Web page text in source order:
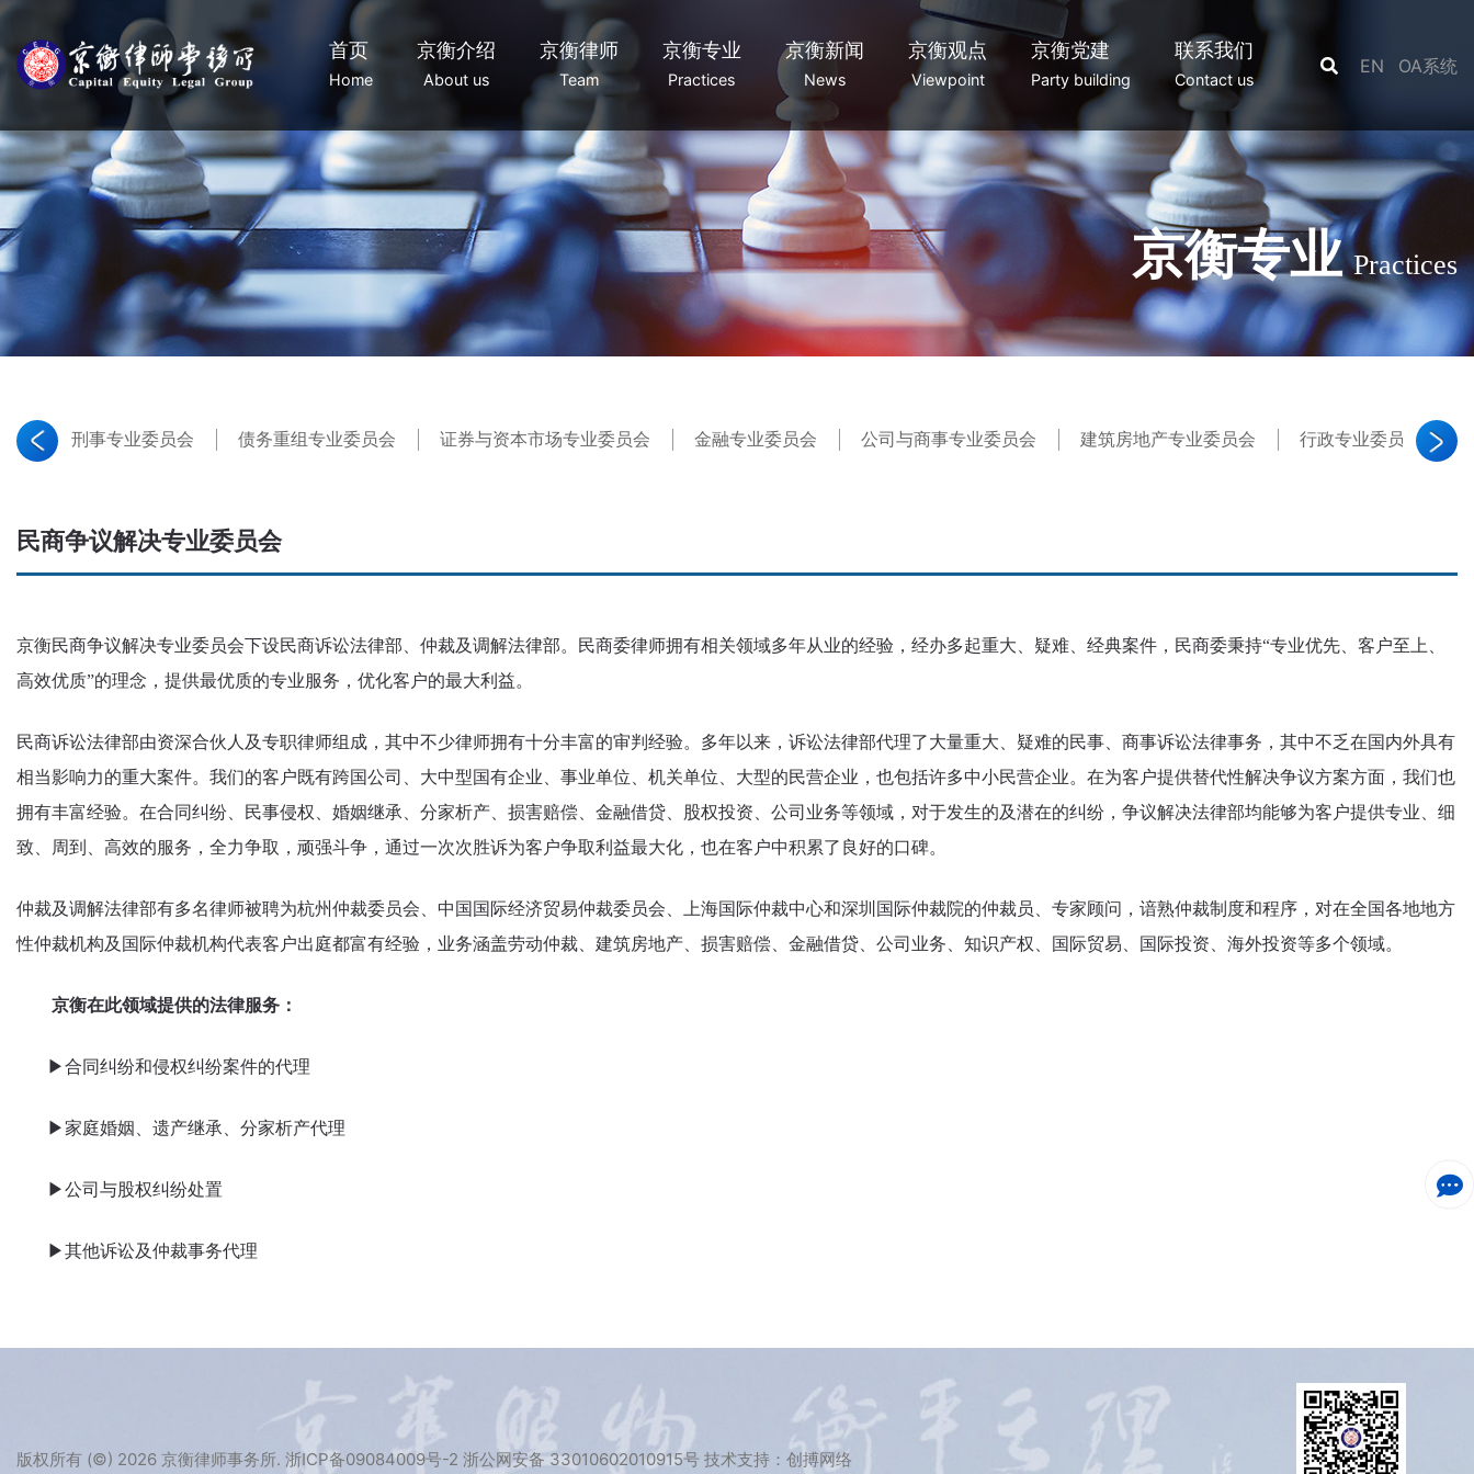
首页
Home
京衡介绍
About us
京衡律师
Team
京衡专业
Practices
京衡新闻
News
京衡观点
Viewpoint
京衡党建
Party building
联系我们
Contact us
EN OA系统
京衡专业 Practices
刑事专业委员会 债务重组专业委员会 证券与资本市场专业委员会 金融专业委员会 公司与商事专业委员会 建筑房地产专业委员会 行政专业委员会
民商争议解决专业委员会
京衡民商争议解决专业委员会下设民商诉讼法律部、仲裁及调解法律部。民商委律师拥有相关领域多年从业的经验，经办多起重大、疑难、经典案件，民商委秉持“专业优先、客户至上、
高效优质”的理念，提供最优质的专业服务，优化客户的最大利益。
民商诉讼法律部由资深合伙人及专职律师组成，其中不少律师拥有十分丰富的审判经验。多年以来，诉讼法律部代理了大量重大、疑难的民事、商事诉讼法律事务，其中不乏在国内外具有
相当影响力的重大案件。我们的客户既有跨国公司、大中型国有企业、事业单位、机关单位、大型的民营企业，也包括许多中小民营企业。在为客户提供替代性解决争议方案方面，我们也
拥有丰富经验。在合同纠纷、民事侵权、婚姻继承、分家析产、损害赔偿、金融借贷、股权投资、公司业务等领域，对于发生的及潜在的纠纷，争议解决法律部均能够为客户提供专业、细
致、周到、高效的服务，全力争取，顽强斗争，通过一次次胜诉为客户争取利益最大化，也在客户中积累了良好的口碑。
仲裁及调解法律部有多名律师被聘为杭州仲裁委员会、中国国际经济贸易仲裁委员会、上海国际仲裁中心和深圳国际仲裁院的仲裁员、专家顾问，谙熟仲裁制度和程序，对在全国各地地方
性仲裁机构及国际仲裁机构代表客户出庭都富有经验，业务涵盖劳动仲裁、建筑房地产、损害赔偿、金融借贷、公司业务、知识产权、国际贸易、国际投资、海外投资等多个领域。
京衡在此领域提供的法律服务：
▶合同纠纷和侵权纠纷案件的代理
▶家庭婚姻、遗产继承、分家析产代理
▶公司与股权纠纷处置
▶其他诉讼及仲裁事务代理
版权所有 (©) 2026 京衡律师事务所. 浙ICP备09084009号-2 浙公网安备 33010602010915号 技术支持： 创搏网络